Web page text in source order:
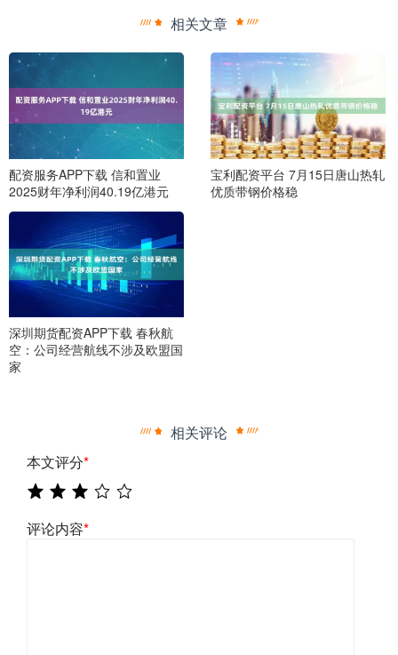
相关文章
配资服务APP下载 信和置业
2025财年净利润40.19亿港元
宝利配资平台 7月15日唐山热轧
优质带钢价格稳
深圳期货配资APP下载 春秋航
空：公司经营航线不涉及欧盟国
家
相关评论
本文评分*
评论内容*